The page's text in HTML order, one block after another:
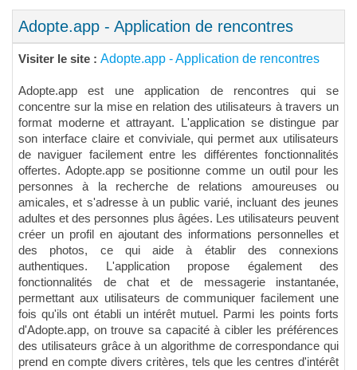
Adopte.app - Application de rencontres
Visiter le site : Adopte.app - Application de rencontres
Adopte.app est une application de rencontres qui se
concentre sur la mise en relation des utilisateurs à travers un
format moderne et attrayant. L'application se distingue par
son interface claire et conviviale, qui permet aux utilisateurs
de naviguer facilement entre les différentes fonctionnalités
offertes. Adopte.app se positionne comme un outil pour les
personnes à la recherche de relations amoureuses ou
amicales, et s'adresse à un public varié, incluant des jeunes
adultes et des personnes plus âgées. Les utilisateurs peuvent
créer un profil en ajoutant des informations personnelles et
des photos, ce qui aide à établir des connexions
authentiques. L'application propose également des
fonctionnalités de chat et de messagerie instantanée,
permettant aux utilisateurs de communiquer facilement une
fois qu'ils ont établi un intérêt mutuel. Parmi les points forts
d'Adopte.app, on trouve sa capacité à cibler les préférences
des utilisateurs grâce à un algorithme de correspondance qui
prend en compte divers critères, tels que les centres d'intérêt